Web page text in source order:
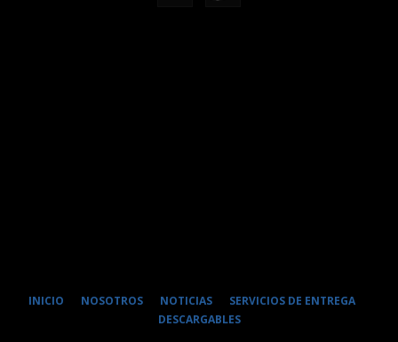
INICIO NOSOTROS NOTICIAS
SERVICIOS DE ENTREGA
DESCARGABLES